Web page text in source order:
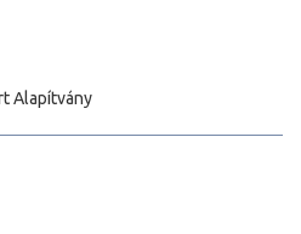
Alapítvány